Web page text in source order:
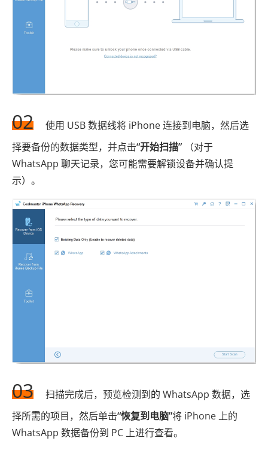
02
使用 USB 数据线将 iPhone 连接到电脑，然后选
择要备份的数据类型，并点击“开始扫描” （对于
WhatsApp 聊天记录，您可能需要解锁设备并确认提
示）。
03
扫描完成后，预览检测到的 WhatsApp 数据，选
择所需的项目，然后单击“恢复到电脑”将 iPhone 上的
WhatsApp 数据备份到 PC 上进行查看。